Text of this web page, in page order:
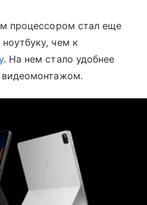
процессором стал еще
чем к
. На нем стало удобнее
видеомонтажом.